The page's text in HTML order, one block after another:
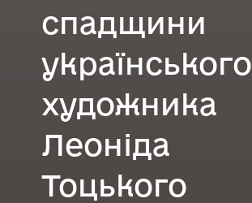
спадщини
українського
художника
Леоніда
Тоцького